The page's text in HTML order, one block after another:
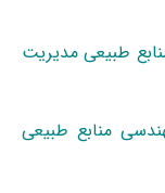
طبیعی مدیریت
منابع طبیعی